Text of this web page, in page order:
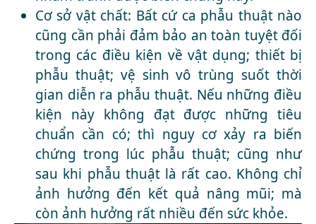
Cơ sở vật chất: Bất cứ ca phẫu thuật nào
cũng cần phải đảm bảo an toàn tuyệt đối
trong các điều kiện về vật dụng; thiết bị
phẫu thuật; vệ sinh vô trùng suốt thời
gian diễn ra phẫu thuật. Nếu những điều
kiện này không đạt được những tiêu
chuẩn cần có; thì nguy cơ xảy ra biến
chứng trong lúc phẫu thuật; cũng như
sau khi phẫu thuật là rất cao. Không chỉ
ảnh hưởng đến kết quả nâng mũi; mà
còn ảnh hưởng rất nhiều đến sức khỏe.